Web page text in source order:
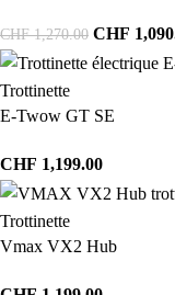
CHF1,270.00 CHF
Trottinette
E-Twow GT SE
CHF 1,199.00
Trottinette
Vmax VX2 Hub